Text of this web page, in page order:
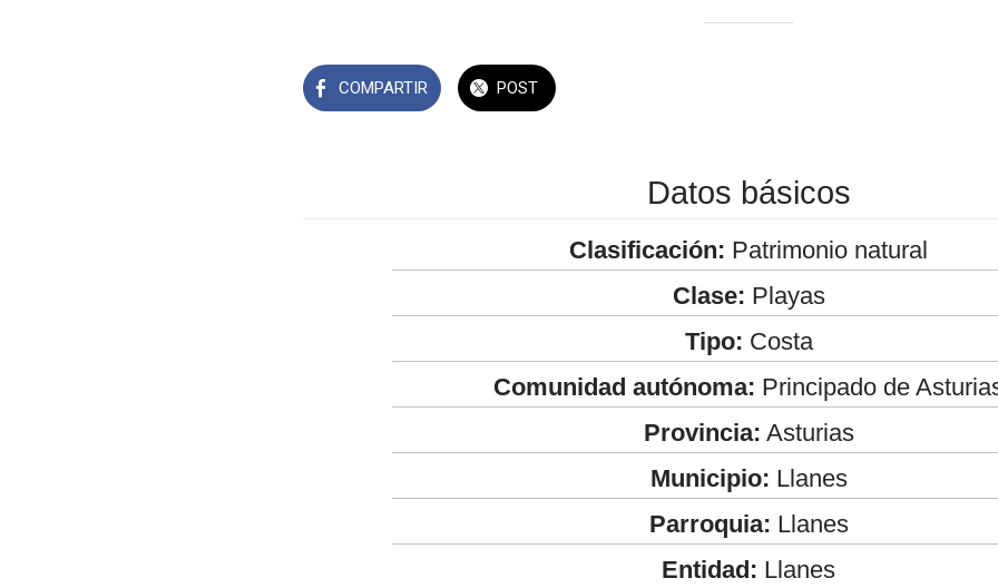
COMPARTIR POST
Datos básicos
Clasificación: Patrimonio natural
Clase: Playas
Tipo: Costa
Comunidad autónoma: Principado de
Provincia: Asturias
Municipio: Llanes
Parroquia: Llanes
Entidad: Llanes